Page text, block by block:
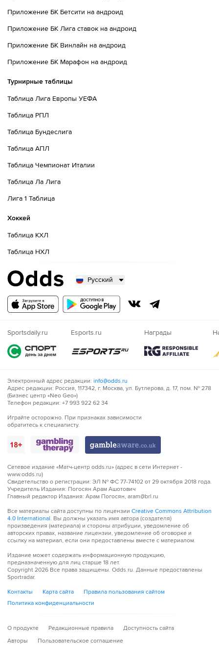
Приложение БК Бетсити на андроид
Приложение БК Лига ставок на андроид
Приложение БК Винлайн на андроид
Приложение БК Марафон на андроид
Турнирные таблицы
Таблица Лига Европы УЕФА
Таблица РПЛ
Таблица Бундеслига
Таблица АПЛ
Таблица Чемпионат Италии
Таблица Ла Лига
Лига 1 Таблица
Хоккей
Таблица КХЛ
Таблица НХЛ
Русский
Русский
Nigeria
Sportsdaily.ru Esports.ru Награды
Электронный адрес редакции: info@odds.ru
Адрес редакции: Россия, 117342, г. Москва, ул. Бутлерова, д. 17, пом. № 278
(Бизнес центр «Neo Geo»)
Телефон редакции: +7 993 922 62 34
Играйте осторожно. При признаках зависимости
обратитесь к специалисту.
Сетевое издание «Матч-центр odds.ru» (адрес в сети Интернет -
www.odds.ru)
Свидетельство о регистрации: ЭЛ № ФС 77-74102 от 29 октября 2018 года.
Учредитель Издания: Погосян Арам Ашотович
Главный редактор Издания: Арам Погосян, aram@brl.ru
Все материалы сайта доступны по лицензии Creative Commons Attribution
4.0 International. Вы должны указать имя автора (создателя)
произведения (материала) и стороны атрибуции, уведомление об
авторских правах, название лицензии, уведомление об оговорке и
ссылку на материал, если они предоставлены вместе с материалом.
Издание может содержать информационную продукцию,
предназначенную для лиц старше 18 лет.
Copyright 2026 Все права защищены. Odds.ru. Данные предоставлены
Sportradar.
Контакты
Карта сайта
Правила пользования сайтом
Политика конфиденциальности
О продукте Редакционные правила
Доступность сайта
Авторы
Пользовательское соглашение